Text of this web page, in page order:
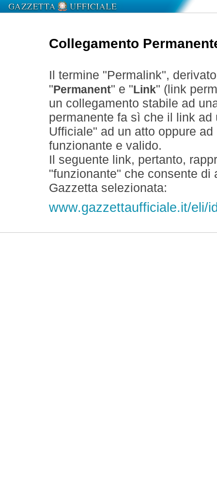
Collegamento
Il termine "Permalink",
" Permanent" e " Link" (link
un collegamento stabile ad
permanente fa sì che il link
Ufficiale" ad un atto oppure
funzionante e valido.
Il seguente link, pertanto,
"funzionante" che consente
Gazzetta selezionata:
www.gazzettaufficiale.it/eli/